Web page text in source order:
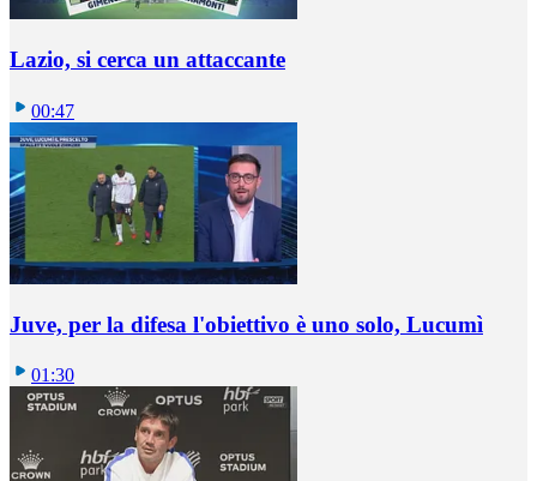
Lazio, si cerca un attaccante
00:47
Juve, per la difesa l'obiettivo è uno solo, Lucumì
01:30